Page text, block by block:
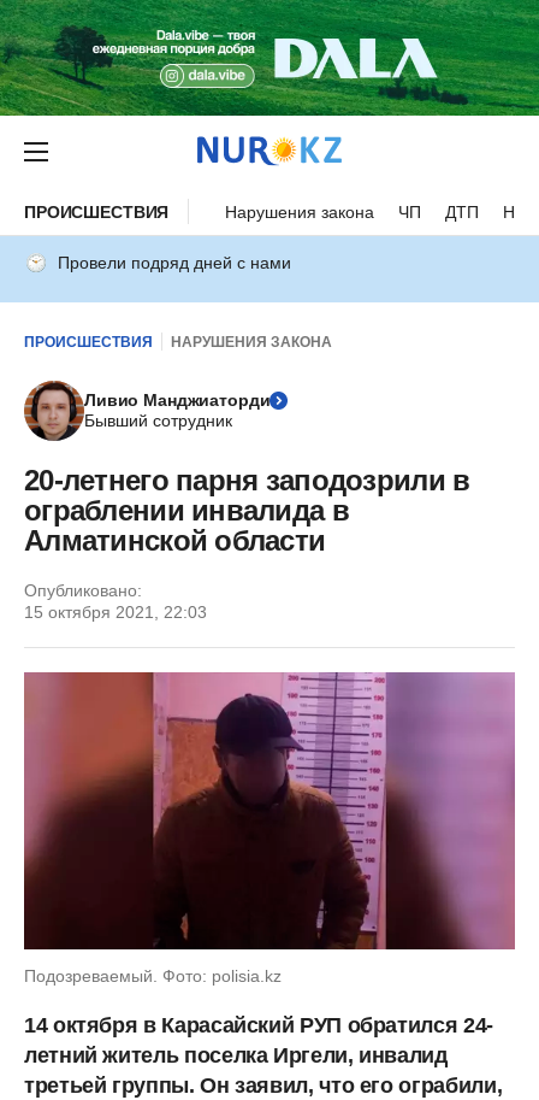
ПРОИСШЕСТВИЯ Нарушения закона ЧП ДТП
Провели подряд дней с нами
ПРОИСШЕСТВИЯ НАРУШЕНИЯ ЗАКОНА
Ливио Манджиаторди
Бывший сотрудник
20-летнего парня заподозрили в
ограблении инвалида в
Алматинской области
Опубликовано:
15 октября 2021, 22:03
Подозреваемый. Фото: polisia.kz
14 октября в Карасайский РУП обратился 24-
летний житель поселка Иргели, инвалид
третьей группы. Он заявил, что его ограбили,